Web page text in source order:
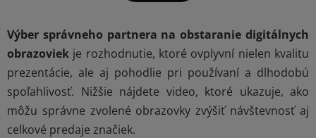
c
i
e
p
r
v
n
e
Výber správneho partnera na obstaranie digitálnych
obrazoviek je rozhodnutie, ktoré ovplyvní nielen kvalitu
prezentácie, ale aj pohodlie pri používaní a dlhodobú
spoľahlivosť. Nižšie nájdete video, ktoré ukazuje, ako
môžu správne zvolené obrazovky zvýšiť návštevnosť aj
celkové predaje značiek.